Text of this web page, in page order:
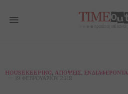
HOUSEKEEPING, ΑΠΌΨΕΙΣ, ΕΝΔΙΑΦΈΡΟΝΤΑ
19 ΦΕΒΡΟΥΑΡΊΟΥ 2018